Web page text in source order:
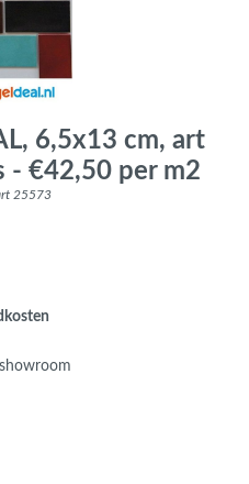
6,5x13 cm, art
- €42,50 per m2
25573